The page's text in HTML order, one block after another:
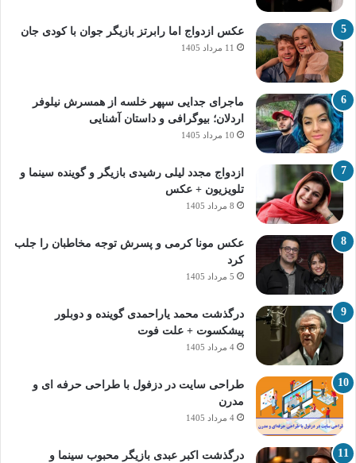
عکس ازدواج اما رابرتز بازیگر جوان با کودی جان
11 مرداد 1405
ماجرای جدایی سپهر خلسه از همسرش نیلوفر
اردلان؛ بیوگرافی و داستان آشنایی
10 مرداد 1405
ازدواج مجدد لیلی رشیدی بازیگر و گوینده سینما و
تلویزیون + عکس
8 مرداد 1405
عکس مونا کرمی و پسرش توجه مخاطبان را جلب
کرد
5 مرداد 1405
درگذشت محمد یاراحمدی گوینده و دوبلور
پیشکسوت + علت فوت
4 مرداد 1405
طراحی سایت در دزفول با طراحی حرفه‌ ای و
مدرن
4 مرداد 1405
درگذشت اکبر عبدی بازیگر محبوب سینما و